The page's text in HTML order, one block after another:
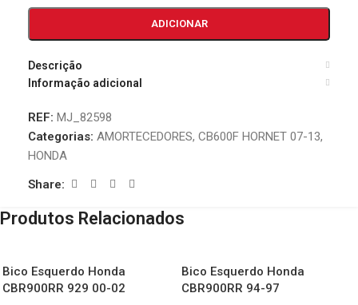
ADICIONAR
Descrição
Informação adicional
REF: MJ_82598
Categorias: AMORTECEDORES, CB600F HORNET 07-13,
HONDA
Share:
Produtos Relacionados
Bico Esquerdo Honda
CBR900RR 929 00-02
Bico Esquerdo Honda
CBR900RR 94-97